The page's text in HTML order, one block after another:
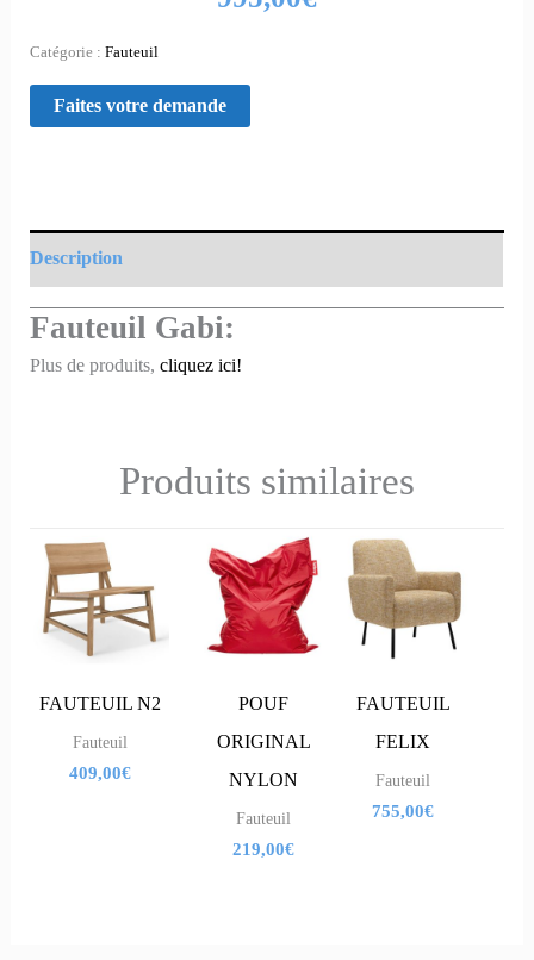
Catégorie :Fauteuil
Description
Fauteuil Gabi:
Plus de produits,cliquez ici!
Produits similaires
FAUTEUIL N2
Fauteuil
409,00€
POUF
ORIGINAL
NYLON
Fauteuil
219,00€
FAUTEUIL
FELIX
Fauteuil
755,00€